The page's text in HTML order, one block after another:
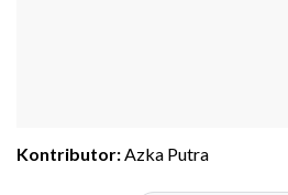
Kontributor: Azka Putra